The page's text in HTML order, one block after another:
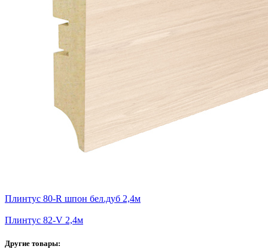
Плинтус 80-R шпон бел.дуб 2,4м
Плинтус 82-V 2,4м
Другие товары: